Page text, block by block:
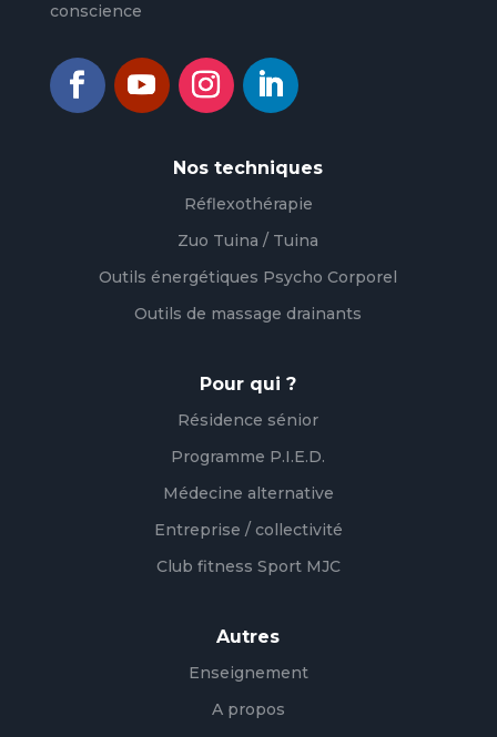
conscience
Nos techniques
Réflexothérapie
Zuo Tuina / Tuina
Outils énergétiques Psycho Corporel
Outils de massage drainants
Pour qui ?
Résidence sénior
Programme P.I.E.D.
Médecine alternative
Entreprise / collectivité
Club fitness Sport MJC
Autres
Enseignement
A propos